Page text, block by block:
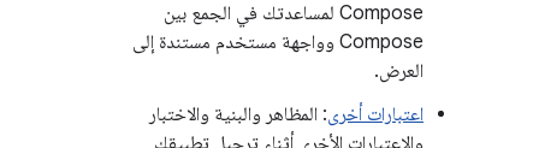
Compose لمساعدتك في الجمع بين
Compose وواجهة مستخدم مستندة إلى
العرض.
اعتبارات أخرى: المظاهر والبنية والاختبار
والاعتبارات الأخرى أثناء ترحيل تطبيقك